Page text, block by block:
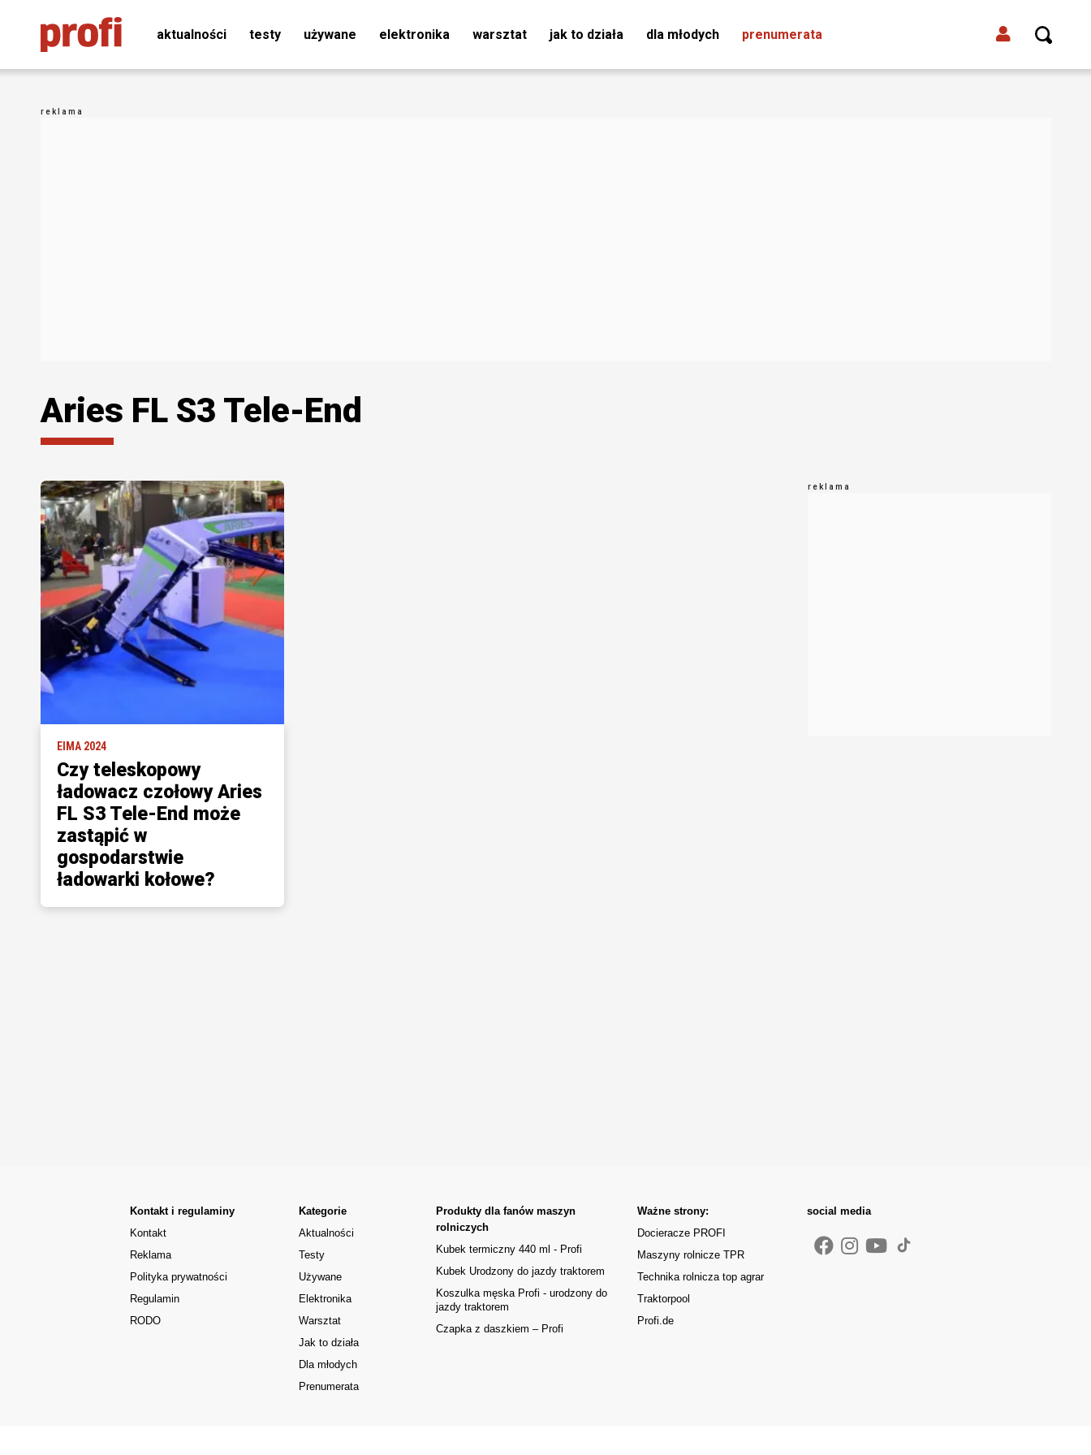
aktualności testy używane elektronika warsztat jak to działa dla młodych prenumerata
Aries FL S3 Tele-End
EIMA 2024
Czy teleskopowy
ładowacz czołowy Aries
FL S3 Tele-End może
zastąpić w
gospodarstwie
ładowarki kołowe?
Kontakt i regulaminy
Kontakt
Reklama
Polityka prywatności
Regulamin
RODO
Kategorie
Aktualności
Testy
Używane
Elektronika
Warsztat
Jak to działa
Dla młodych
Prenumerata
Produkty dla fanów maszyn
rolniczych
Kubek termiczny 440 ml - Profi
Kubek Urodzony do jazdy traktorem
Koszulka męska Profi - urodzony do
jazdy traktorem
Czapka z daszkiem – Profi
Ważne strony:
Docieracze PROFI
Maszyny rolnicze TPR
Technika rolnicza top agrar
Traktorpool
Profi.de
social media